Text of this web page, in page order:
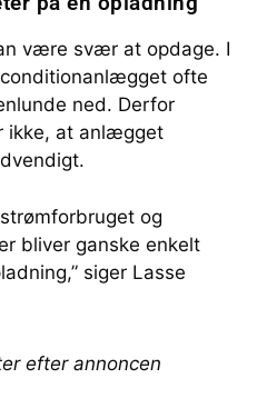
være svær at opdage. I
ofte
ned. Derfor
ikke, at anlægget
og
bliver ganske enkelt
siger Lasse
efter annoncen